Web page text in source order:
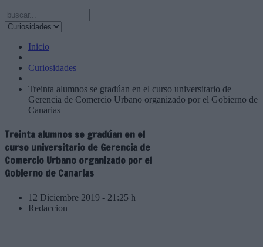
Inicio
Curiosidades
Treinta alumnos se gradúan en el curso universitario de
Gerencia de Comercio Urbano organizado por el Gobierno de
Canarias
Treinta alumnos se gradúan en el
curso universitario de Gerencia de
Comercio Urbano organizado por el
Gobierno de Canarias
12 Diciembre 2019 - 21:25 h
Redaccion